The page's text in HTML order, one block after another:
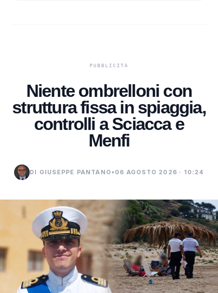
Niente ombrelloni con
struttura fissa in spiaggia,
controlli a Sciacca e
Menfi
DI GIUSEPPE PANTANO • 06 AGOSTO 2026 · 10:24